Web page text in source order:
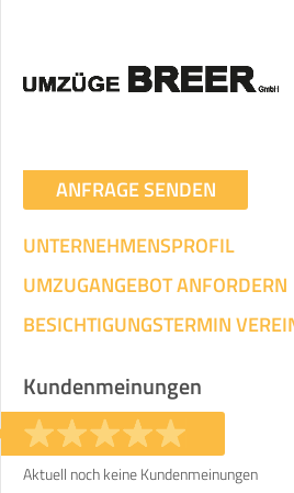
ANFRAGE SENDEN
UNTERNEHMENSPROFIL
UMZUGANGEBOT ANFORDERN
BESICHTIGUNGSTERMIN
Kundenmeinungen
Aktuell noch keine Kundenmeinungen